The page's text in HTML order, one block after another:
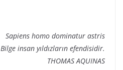
Sapiens homo dominatur astris
Bilge insan yıldızların efendisidir.
THOMAS AQUINAS